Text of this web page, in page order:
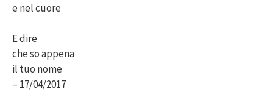
e nel cuore
E dire
che so appena
il tuo nome
– 17/04/2017